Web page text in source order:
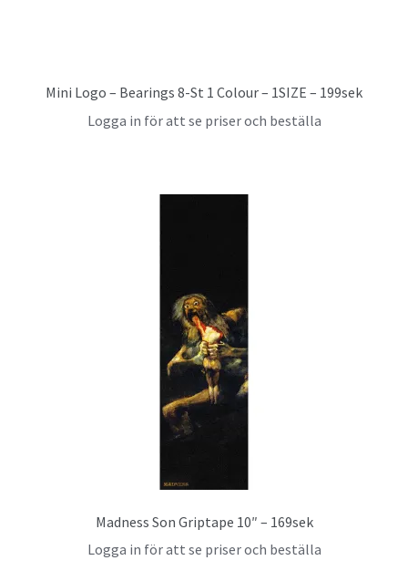
Mini Logo – Bearings 8-St 1 Colour – 1SIZE – 199sek
Logga in för att se priser och beställa
Madness Son Griptape 10″ – 169sek
Logga in för att se priser och beställa